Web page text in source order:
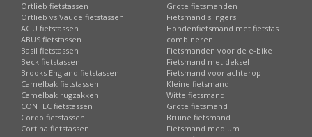
Ortlieb fietstassen
Ortlieb vs Vaude fietstassen
AGU fietstassen
ABUS fietstassen
Basil fietstassen
Beck fietstassen
Brooks England fietstassen
Camelbak fietstassen
Camelbak rugzakken
CONTEC fietstassen
Cordo fietstassen
Cortina fietstassen
Grote fietsmanden
Fietsmand slingers
Hondenfietsmand met fietstas
combineren
Fietsmanden voor de e-bike
Fietsmand met deksel
Fietsmand voor achterop
Kleine fietsmand
Witte fietsmand
Grote fietsmand
Bruine fietsmand
Fietsmand medium